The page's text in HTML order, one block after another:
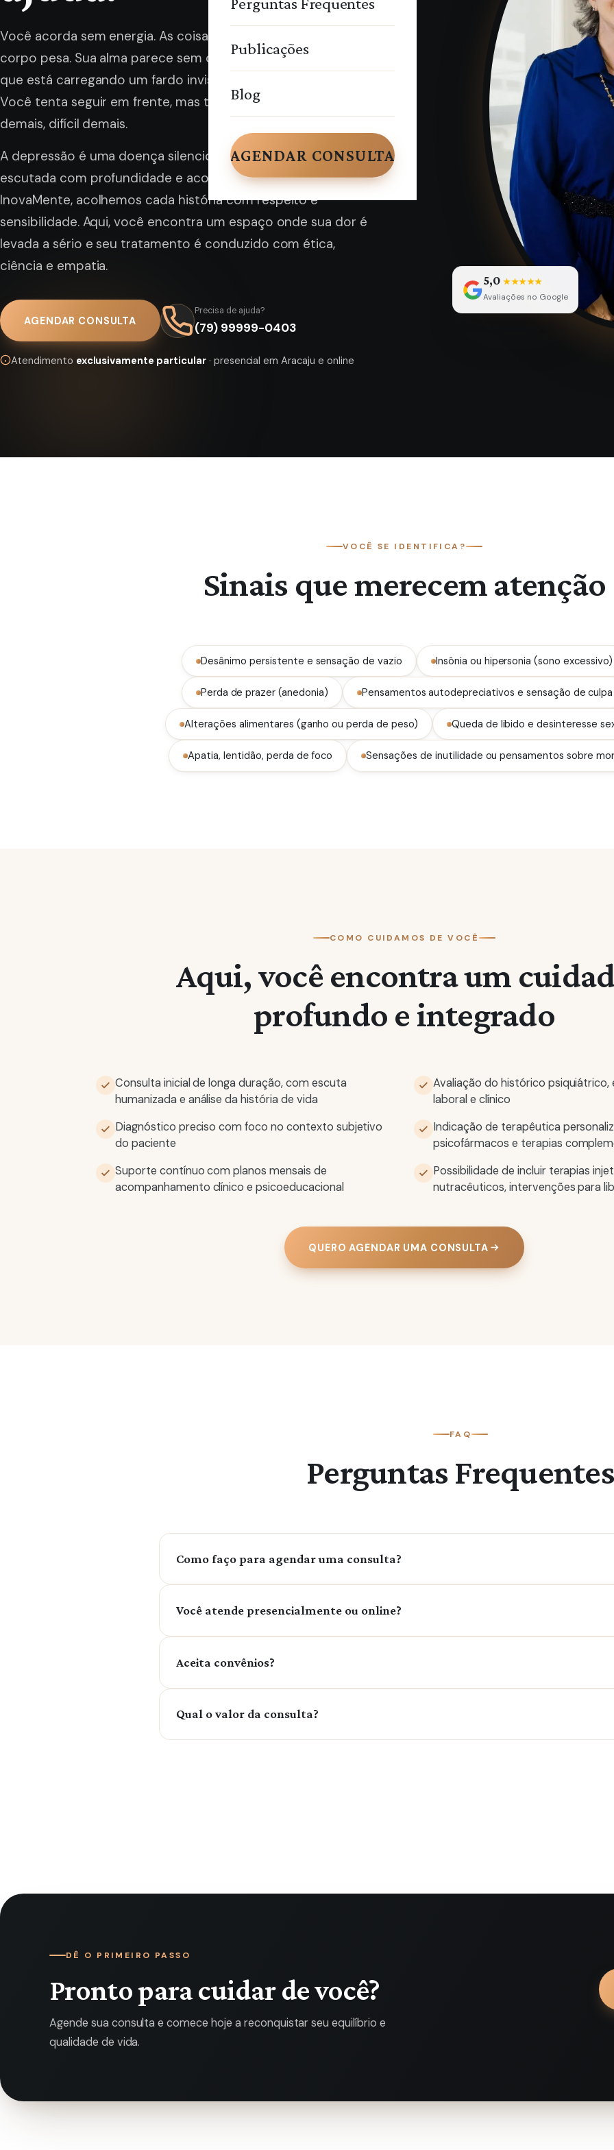
Publicações
Blog
AGENDAR CONSULTA
Você acorda sem energia. As coisas perderam a graça. Seu
corpo pesa. Sua alma parece sem cor. E, no fundo, você sente
que está carregando um fardo invisível que ninguém entende.
Você tenta seguir em frente, mas tudo parece cansativo
demais, difícil demais.
A depressão é uma doença silenciosa, que precisa ser
escutada com profundidade e acolhimento. No Instituto
InovaMente, acolhemos cada história com respeito e
sensibilidade. Aqui, você encontra um espaço onde sua dor é
levada a sério e seu tratamento é conduzido com ética,
ciência e empatia.
AGENDAR CONSULTA
Precisa de ajuda?
(79) 99999-0403
Atendimento exclusivamente particular· presencial em Aracaju e online
5,0 ★★★★★
Avaliações no Google
VOCÊ SE IDENTIFICA?
Sinais que merecem atenção
Desânimo persistente e sensação de vazio Insônia ou hipersonia (sono excessivo)
Perda de prazer (anedonia) Pensamentos autodepreciativos e sensação de culpa
Alterações alimentares (ganho ou perda de peso) Queda de libido e desinteresse
Apatia, lentidão, perda de foco Sensações de inutilidade ou pensamentos sobre
COMO CUIDAMOS DE VOCÊ
Aqui, você encontra um
profundo e integrado
Consulta inicial de longa duração, com escuta
humanizada e análise da história de vida
Avaliação do histórico psiquiátrico,
laboral e clínico
Diagnóstico preciso com foco no contexto subjetivo
do paciente
Indicação de terapêutica
psicofármacos e terapias
Suporte contínuo com planos mensais de
acompanhamento clínico e psicoeducacional
Possibilidade de incluir terapias
nutracêuticos, intervenções para
QUERO AGENDAR UMA CONSULTA
FAQ
Perguntas Frequentes
Como faço para agendar uma consulta?
Você atende presencialmente ou online?
Aceita convênios?
Qual o valor da consulta?
DÊ O PRIMEIRO PASSO
Pronto para cuidar de você?
Agende sua consulta e comece hoje a reconquistar seu equilíbrio e
qualidade de vida.